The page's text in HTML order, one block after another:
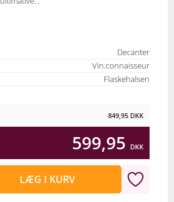
Decanter
Vin.connaisseur
Flaskehalsen
849,95 DKK
599,95 DKK
LÆG I KURV